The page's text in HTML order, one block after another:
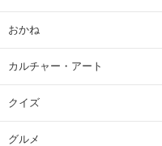
おかね
カルチャー・アート
クイズ
グルメ